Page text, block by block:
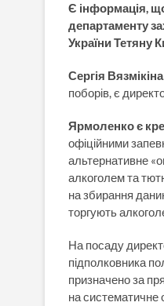
Є інформація,
департаменту
України Тетяну
Сергія
поборів, є
Ярмоленко є
офіційними
альтернативне
алкоголем та
на збирання
торгують
На посаду
підполковника
призначено за
на систематичне